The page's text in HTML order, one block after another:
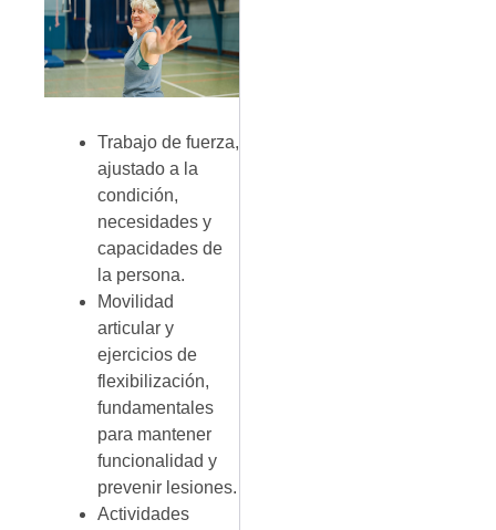
Trabajo de fuerza,
ajustado a la
condición,
necesidades y
capacidades de
la persona.
Movilidad
articular y
ejercicios de
flexibilización,
fundamentales
para mantener
funcionalidad y
prevenir lesiones.
Actividades